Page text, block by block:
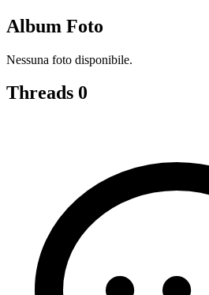
Album Foto
Nessuna foto disponibile.
Threads 0